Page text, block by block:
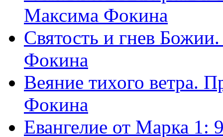
Максима Фокина
Святость и гнев
Фокина
Веяние тихого ветра.
Фокина
Евангелие от Марка 1: